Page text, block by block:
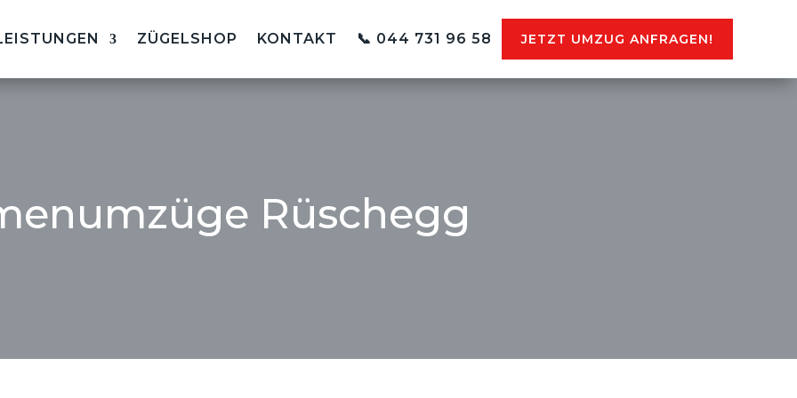
ZÜGELSHOP KONTAKT 📞 044 731 96 58 JETZT UMZUG ANFRAGEN!
Rüschegg